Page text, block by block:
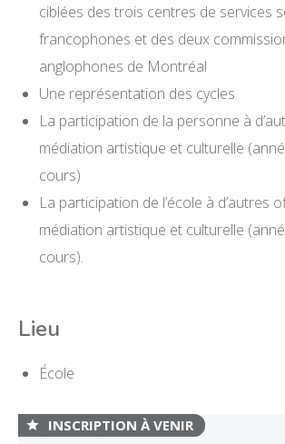
ciblées des trois centres de services
francophones et des deux
anglophones de Montréal
Une représentation des cycles
La participation de la personne à
médiation artistique et culturelle
cours)
La participation de l’école à d’autres
médiation artistique et culturelle
cours).
Lieu
École
INSCRIPTION À VENIR